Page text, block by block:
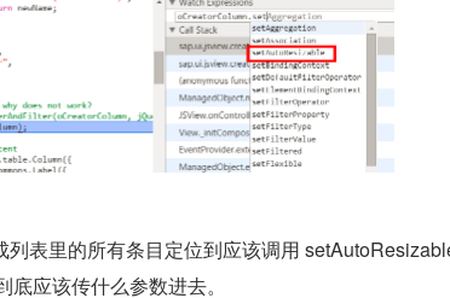
表里的所有条目定位到应该调用
应该传什么参数进去。